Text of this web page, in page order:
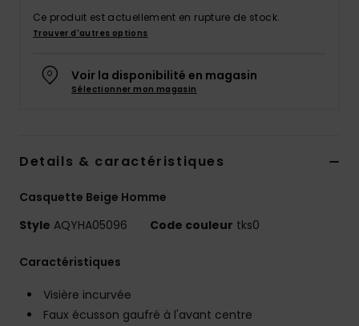
Ce produit est actuellement en rupture de stock.
Trouver d'autres options
Voir la disponibilité en magasin
Sélectionner mon magasin
Details & caractéristiques
Casquette Beige Homme
Style AQYHA05096 Code couleur tks0
Caractéristiques
Visière incurvée
Faux écusson gaufré à l'avant centre